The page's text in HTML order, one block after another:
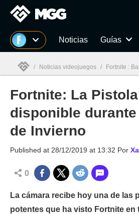
MGG Noticias Guías
MGG
/ Noticias videojuegos / Fortnite :
Fortnite: La
disponible
de Invierno
Published at 28/12/2019 at 13:32 Por
0
La cámara recibe hoy una de las
potentes que ha visto Fortnite en